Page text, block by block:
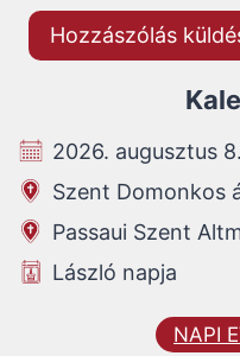
2026. augusztus
Szent Domonkos
Passaui Szent
László napja
NAPI